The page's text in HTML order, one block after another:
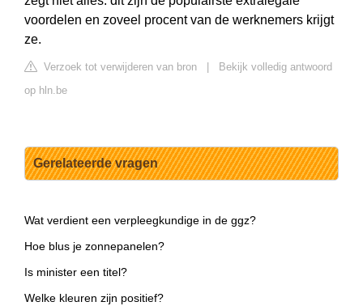
voordelen en zoveel procent van de werknemers krijgt
ze.
Verzoek tot verwijderen van bron
Bekijk volledig antwoord
op hln.be
Gerelateerde vragen
Wat verdient een verpleegkundige in de ggz?
Hoe blus je zonnepanelen?
Is minister een titel?
Welke kleuren zijn positief?